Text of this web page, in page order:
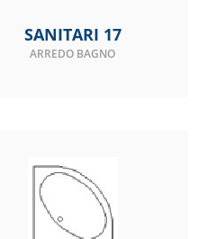
SANITARI 17
ARREDO BAGNO